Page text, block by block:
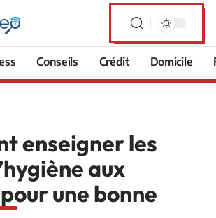
Conseils Crédit Domicile
enseigner les
aux
une bonne